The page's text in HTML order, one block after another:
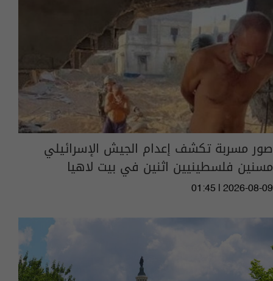
صور مسربة تكشف إعدام الجيش الإسرائيلي
مسنين فلسطينيين اثنين في بيت لاهيا
01:45 | 2026-08-09